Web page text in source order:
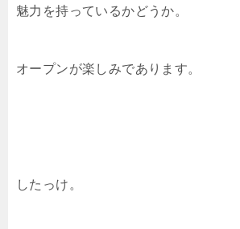
魅力を持っているかどうか。
オープンが楽しみであります。
したっけ。